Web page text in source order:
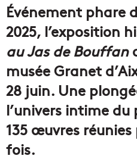
Événement phare
2025, l’exposition
au Jas de Bouffan
musée Granet
28 juin. Une
l’univers intime
135 œuvres
fois.